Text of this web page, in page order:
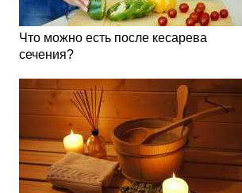
Что можно есть после кесарева
сечения?